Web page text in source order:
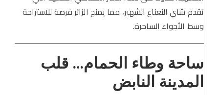
تقدم شاي النعناع الشهير، مما يمنح الزائر فرصة للاستراحة
وسط الأجواء الساحرة.
ساحة وطاء الحمام… قلب
المدينة النابض